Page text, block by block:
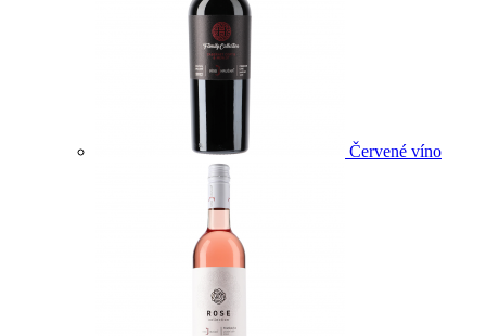
Červené víno